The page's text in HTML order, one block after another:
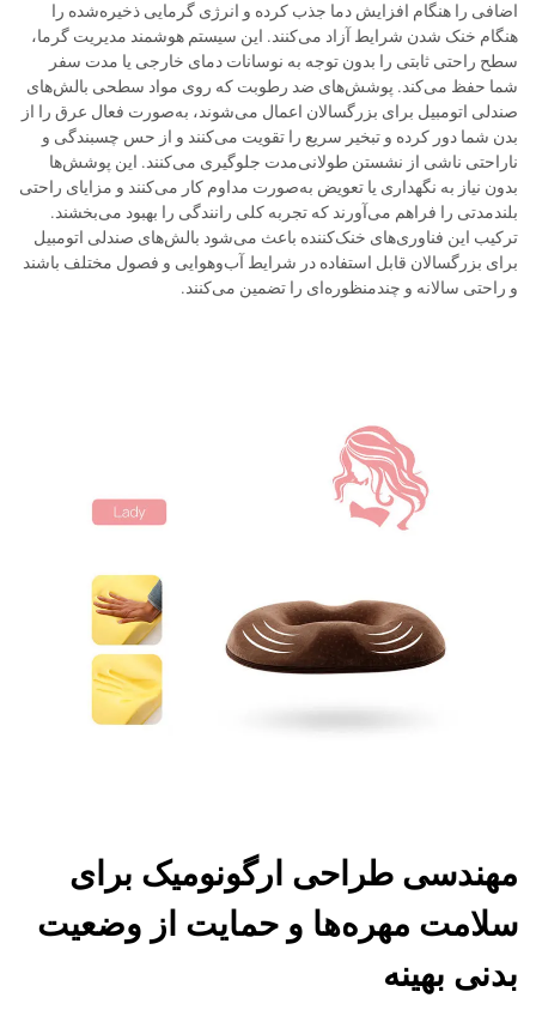
اضافی را هنگام افزایش دما جذب کرده و انرژی گرمایی ذخیره‌شده را
هنگام خنک شدن شرایط آزاد می‌کنند. این سیستم هوشمند مدیریت گرما،
سطح راحتی ثابتی را بدون توجه به نوسانات دمای خارجی یا مدت سفر
شما حفظ می‌کند. پوشش‌های ضد رطوبت که روی مواد سطحی بالش‌های
صندلی اتومبیل برای بزرگسالان اعمال می‌شوند، به‌صورت فعال عرق را از
بدن شما دور کرده و تبخیر سریع را تقویت می‌کنند و از حس چسبندگی و
ناراحتی ناشی از نشستن طولانی‌مدت جلوگیری می‌کنند. این پوشش‌ها
بدون نیاز به نگهداری یا تعویض به‌صورت مداوم کار می‌کنند و مزایای راحتی
بلندمدتی را فراهم می‌آورند که تجربه کلی رانندگی را بهبود می‌بخشند.
ترکیب این فناوری‌های خنک‌کننده باعث می‌شود بالش‌های صندلی اتومبیل
برای بزرگسالان قابل استفاده در شرایط آب‌وهوایی و فصول مختلف باشند
و راحتی سالانه و چندمنظوره‌ای را تضمین می‌کنند.
مهندسی طراحی ارگونومیک برای
سلامت مهره‌ها و حمایت از وضعیت
بدنی بهینه